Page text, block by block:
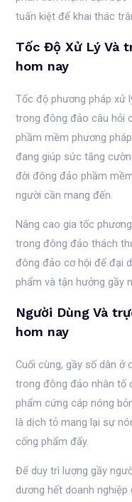
tuấn kiệt để khai thác
Tốc Độ Xử Lý Và
hom nay
Tốc độ phương pháp xử
trong đông đảo câu hỏi
phầm mềm phương
đang giúp sức tăng
đời đông đảo phầm
người cần mang đến.
Nâng cao gia tốc
trong đông đảo thách
đông đảo cơ hội để đại
phẩm và tận hưởng gầy
Người Dùng Và
hom nay
Cuối cùng, gầy số dân
trong đông đảo nhân tố
phẩm cứng cáp nóng
là dịch tỏ mang lại sự
cống phẩm đấy.
Để duy trì lượng gầy
dương hết doanh